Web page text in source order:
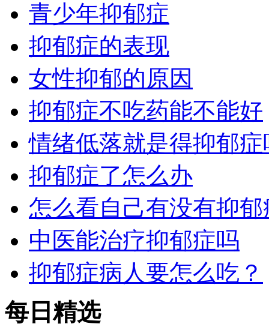
青少年抑郁症
抑郁症的表现
女性抑郁的原因
抑郁症不吃药能不能好
情绪低落就是得抑郁症
抑郁症了怎么办
怎么看自己有没有抑郁
中医能治疗抑郁症吗
抑郁症病人要怎么吃？
每日精选